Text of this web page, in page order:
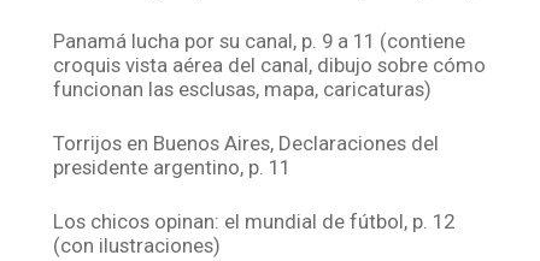
Panamá lucha por su canal, p. 9 a 11 (contiene
croquis vista aérea del canal, dibujo sobre cómo
funcionan las esclusas, mapa, caricaturas)
Torrijos en Buenos Aires, Declaraciones del
presidente argentino, p. 11
Los chicos opinan: el mundial de fútbol, p. 12
(con ilustraciones)